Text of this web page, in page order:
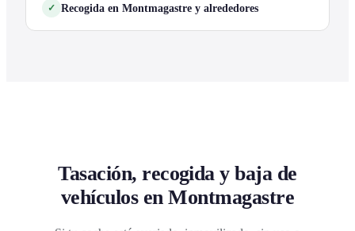
Recogida en Montmagastre y alrededores
Tasación, recogida y baja de
vehículos en Montmagastre